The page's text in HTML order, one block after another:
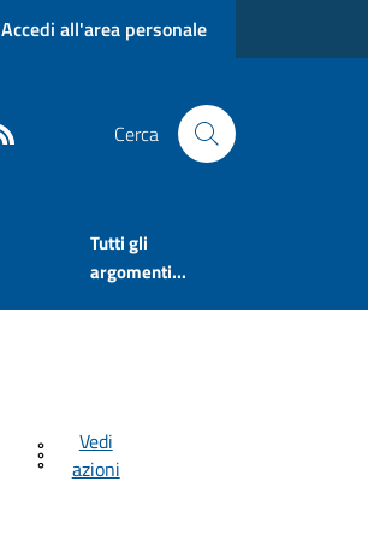
Accedi all'area personale
Cerca
Tutti gli
argomenti...
Vedi
azioni